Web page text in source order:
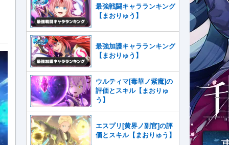
最強戦闘キャラランキング
【まおりゅう】
最強加護キャラランキング
【まおりゅう】
ウルティマ[毒華ノ紫魔]の
評価とスキル【まおりゅ
う】
エスプリ[黄界ノ副官]の評
価とスキル【まおりゅう】